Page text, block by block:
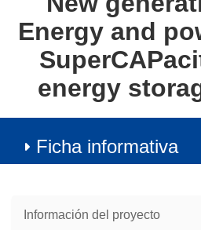
Energy and
energy
Ficha informativa
Información del proyecto